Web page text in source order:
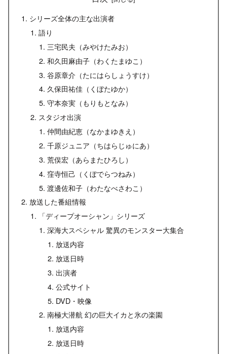
シリーズ全体の主な出演者
語り
三宅民夫（みやけたみお）
和久田麻由子（わくたまゆこ）
谷原章介（たにはらしょうすけ）
久保田祐佳（くぼたゆか）
守本奈実（もりもとなみ）
スタジオ出演
仲間由紀恵（なかまゆきえ）
千原ジュニア（ちはらじゅにあ）
荒俣宏（あらまたひろし）
窪寺恒己（くぼでらつねみ）
渡邊佐和子（わたなべさわこ）
放送した番組情報
「ディープオーシャン」シリーズ
深海大スペシャル 驚異のモンスター大集合
放送内容
放送日時
出演者
公式サイト
DVD・映像
南極大潜航 幻の巨大イカと氷の楽園
放送内容
放送日時